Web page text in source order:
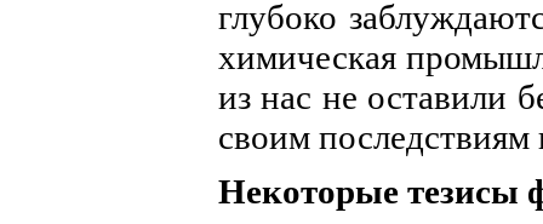
глубоко
химическая
из нас не оставили
своим
Некоторые тезисы